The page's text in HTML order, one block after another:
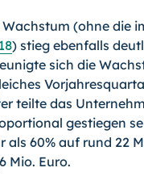
(ohne die
) stieg ebenfalls
sich die
teilte das
gestiegen
als 60% auf rund 22
Mio. Euro.